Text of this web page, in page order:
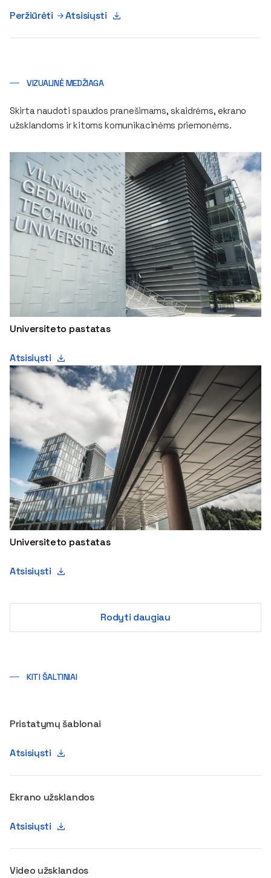
Peržiūrėti Atsisiųsti
VIZUALINĖ MEDŽIAGA
Skirta naudoti spaudos pranešimams, skaidrėms, ekrano
užsklandoms ir kitoms komunikacinėms priemonėms.
Universiteto pastatas
Atsisiųsti
Universiteto pastatas
Atsisiųsti
Rodyti daugiau
KITI ŠALTINIAI
Pristatymų šablonai
Atsisiųsti
Ekrano užsklandos
Atsisiųsti
Video užsklandos